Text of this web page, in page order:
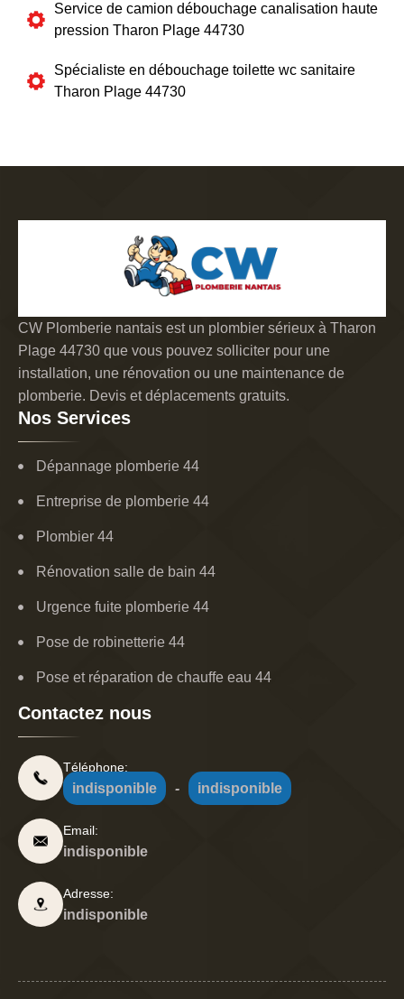
Service de camion débouchage canalisation haute
pression Tharon Plage 44730
Spécialiste en débouchage toilette wc sanitaire
Tharon Plage 44730
CW Plomberie nantais est un plombier sérieux à Tharon
Plage 44730 que vous pouvez solliciter pour une
installation, une rénovation ou une maintenance de
plomberie. Devis et déplacements gratuits.
Nos Services
Dépannage plomberie 44
Entreprise de plomberie 44
Plombier 44
Rénovation salle de bain 44
Urgence fuite plomberie 44
Pose de robinetterie 44
Pose et réparation de chauffe eau 44
Contactez nous
Téléphone:
indisponible - indisponible
Email:
indisponible
Adresse:
indisponible